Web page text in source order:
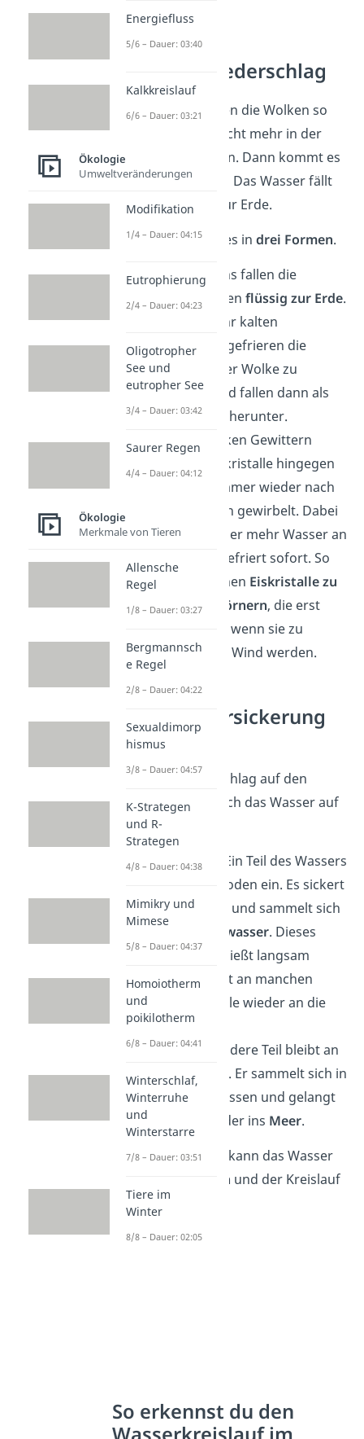
Schritt 3: Niederschlag
Irgendwann werden die Wolken so
schwer, dass sie nicht mehr in der
Luft bleiben können. Dann kommt es
zumWolkenbruch
: Das Wasser fällt
als Niederschlag zur Erde.
Niederschlag gibt es indrei Formen.
Regen: Meistens fallen die
Wassertröpfchenflüssig zur Erde.
: Bei sehr kalten
Temperaturen gefrieren die
Tröpfchen in der Wolke zu
Eiskristallen und fallen dann als
Schneeflocken
herunter.
Hagel:
Bei starken Gewittern
werden die Eiskristalle hingegen
in der Wolke immer wieder nach
oben und unten gewirbelt. Dabei
lagert sich immer mehr Wasser an
ihnen an und gefriert sofort. So
werden die feinen Eiskristalle zu
harten Hagelkörnern, die erst
herunterfallen, wenn sie zu
schwer für den Wind werden.
Schritt 4: Versickerung
und Abfluss
Wenn der Niederschlag auf den
Boden trifft, teilt sich das Wasser auf
zwei Wege
Versickerung:
Ein Teil des Wassers
dringt in den Boden ein. Es sickert
tief nach unten und sammelt sich
dort als
Grundwasser. Dieses
Grundwasser fließt langsam
weiter oder tritt an manchen
Stellen als Quelle wieder an die
Oberfläche.
Abfluss:Der andere Teil bleibt an
der Oberfläche. Er sammelt sich in
Bächen und Flüssen und gelangt
schließlich wieder ins Meer.
An der Oberfläche kann das Wasser
wieder verdunsten und der Kreislauf
beginnt von vorne.
So erkennst du den
Energiefluss
5/6 – Dauer: 03:40
Kalkkreislauf
6/6 – Dauer: 03:21
Ökologie
Umweltveränderungen
Modifikation
1/4 – Dauer: 04:15
Eutrophierung
2/4 – Dauer: 04:23
Oligotropher
See und
eutropher See
3/4 – Dauer: 03:42
Saurer Regen
4/4 – Dauer: 04:12
Ökologie
Merkmale von Tieren
Allensche
Regel
1/8 – Dauer: 03:27
Bergmannsch
e Regel
2/8 – Dauer: 04:22
Sexualdimorp
hismus
3/8 – Dauer: 04:57
K-Strategen
und R-
Strategen
4/8 – Dauer: 04:38
Mimikry und
Mimese
5/8 – Dauer: 04:37
Homoiotherm
und
poikilotherm
6/8 – Dauer: 04:41
Winterschlaf,
Winterruhe
und
Winterstarre
7/8 – Dauer: 03:51
Tiere im
Winter
8/8 – Dauer: 02:05